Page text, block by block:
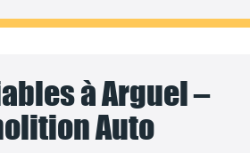
à Arguel –
Auto